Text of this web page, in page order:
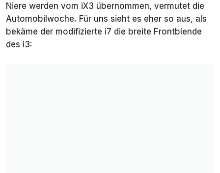
Niere werden vom iX3 übernommen, vermutet die
Automobilwoche. Für uns sieht es eher so aus, als
bekäme der modifizierte i7 die breite Frontblende
des i3: